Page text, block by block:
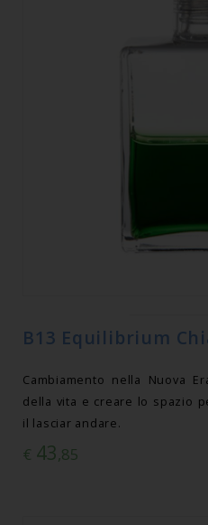
B13 Equilibrium
Cambiamento nella Nuova
della vita e creare lo spazio
il lasciar andare.
€ 43,85